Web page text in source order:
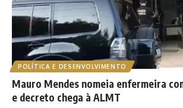
POLÍTICA E DESENVOLVIMENTO
Mauro Mendes nomeia enfermeira
e decreto chega à ALMT